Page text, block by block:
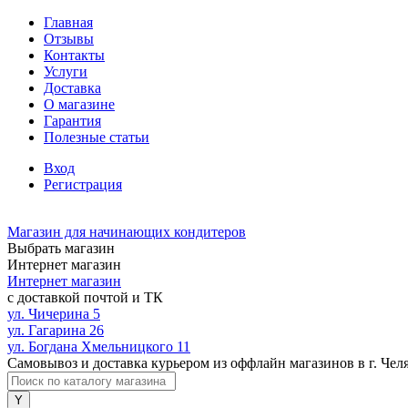
Главная
Отзывы
Контакты
Услуги
Доставка
О магазине
Гарантия
Полезные статьи
Вход
Регистрация
Магазин для начинающих кондитеров
Выбрать магазин
Интернет магазин
Интернет магазин
с доставкой почтой и ТК
ул. Чичерина 5
ул. Гагарина 26
ул. Богдана Хмельницкого 11
Самовывоз и доставка курьером из оффлайн магазинов в г.